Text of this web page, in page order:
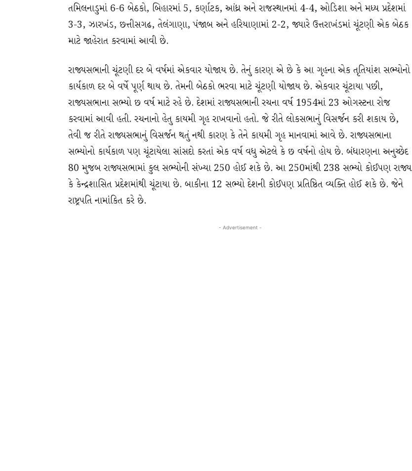
તમિલનાડુમાં 6-6 બેઠકો, બિહારમાં 5, કર્ણાટક, આંધ્ર અને રાજસ્થાનમાં 4-4, ઓડિશા અને મધ્ય પ્રદેશમાં
3-3, ઝારખંડ, છત્તીસગઢ, તેલંગાણા, પંજાબ અને હરિયાણામાં 2-2, જ્યારે ઉત્તરાખંડમાં ચૂંટણી એક બેઠક
માટે જાહેરાત કરવામાં આવી છે.
રાજ્યસભાની ચૂંટણી દર બે વર્ષમાં એકવાર યોજાય છે. તેનું કારણ એ છે કે આ ગૃહના એક તૃતિયાંશ સભ્યોનો
કાર્યકાળ દર બે વર્ષે પૂર્ણ થાય છે. તેમની બેઠકો ભરવા માટે ચૂંટણી યોજાય છે. એકવાર ચૂંટાયા પછી,
રાજ્યસભાના સભ્યો છ વર્ષ માટે રહે છે. દેશમાં રાજ્યસભાની રચના વર્ષ 1954માં 23 ઓગસ્ટના રોજ
કરવામાં આવી હતી. રચનાનો હેતુ કાયમી ગૃહ રાખવાનો હતો. જે રીતે લોકસભાનું વિસર્જન કરી શકાય છે,
તેવી જ રીતે રાજ્યસભાનું વિસર્જન થતું નથી કારણ કે તેને કાયમી ગૃહ માનવામાં આવે છે. રાજ્યસભાના
સભ્યોનો કાર્યકાળ પણ ચૂંટાયેલા સાંસદો કરતાં એક વર્ષ વધુ એટલે કે છ વર્ષનો હોય છે. બંધારણના અનુચ્છેદ
80 મુજબ રાજ્યસભામાં કુલ સભ્યોની સંખ્યા 250 હોઈ શકે છે. આ 250માંથી 238 સભ્યો કોઈપણ રાજ્ય
કે કેન્દ્રશાસિત પ્રદેશમાંથી ચૂંટાયા છે. બાકીના 12 સભ્યો દેશની કોઈપણ પ્રતિષ્ઠિત વ્યક્તિ હોઈ શકે છે. જેને
રાષ્ટ્રપતિ નામાંકિત કરે છે.
- Advertisement -